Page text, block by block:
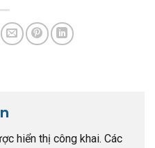
hiển thị công khai. Các